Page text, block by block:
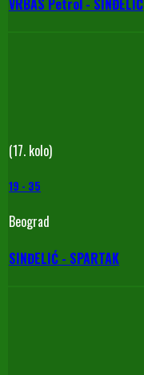
(17. kolo)
19 - 35
Beograd
SINĐELIĆ - SPARTAK